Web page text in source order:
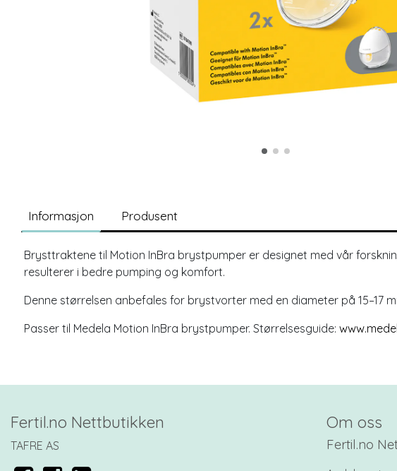
Informasjon Produsent
Brysttraktene til Motion InBra brystpumper er designet med vår
resulterer i bedre pumping og komfort.
Denne størrelsen anbefales for brystvorter med en diameter på 15–17
Passer til Medela Motion InBra brystpumper. Størrelsesguide:
Fertil.no Nettbutikken
TAFRE AS
Om oss
Fertil.no